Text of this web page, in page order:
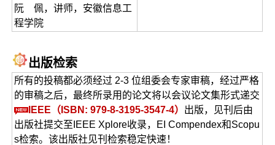
阮 佩，讲师，安徽信息工
程学院
出版检索
所有的投稿都必须经过 2-3 位组委会专家审稿，经过严格
的审稿之后，最终所录用的论文将以会议论文集形式递交
IEEE（ISBN: 979-8-3195-3547-4） 出版，见刊后由
出版社提交至IEEE Xplore收录，EI Compendex和Scopu
s检索。该出版社见刊检索稳定快速！